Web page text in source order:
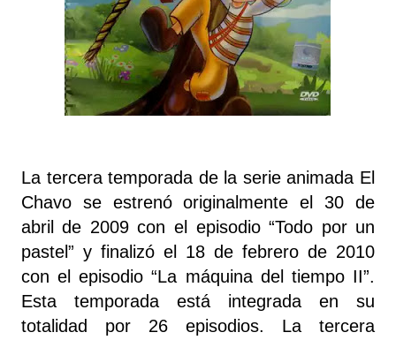
La tercera temporada de la serie animada El
Chavo se estrenó originalmente el 30 de
abril de 2009 con el episodio “Todo por un
pastel” y finalizó el 18 de febrero de 2010
con el episodio “La máquina del tiempo II”.
Esta temporada está integrada en su
totalidad por 26 episodios. La tercera